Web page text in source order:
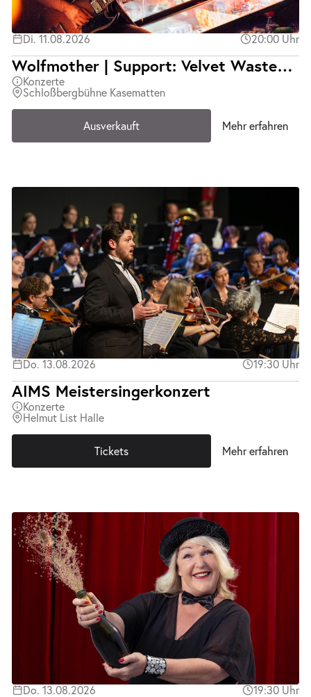
Di. 11.08.2026 20:00 Uhr
Wolfmother | Support: Velvet Wasted | Ausverkauft
Konzerte
Schloßbergbühne Kasematten
Ausverkauft Mehr erfahren
Do. 13.08.2026 19:30 Uhr
AIMS Meistersingerkonzert
Konzerte
Helmut List Halle
Tickets Mehr erfahren
Do. 13.08.2026 19:30 Uhr